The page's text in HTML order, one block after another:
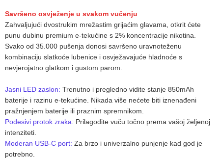
Savršeno osvježenje u svakom vučenju
Zahvaljujući dvostrukim mrežastim grijaćim glavama, otkrit ćete
punu dubinu premium e-tekućine s 2% koncentracije nikotina.
Svako od 35.000 pušenja donosi savršeno uravnoteženu
kombinaciju slatkoće lubenice i osvježavajuće hladnoće s
nevjerojatno glatkom i gustom parom.
Jasni LED zaslon: Trenutno i pregledno vidite stanje 850mAh
baterije i razinu e-tekućine. Nikada više nećete biti iznenađeni
pražnjenjem baterije ili praznim spremnikom.
Podesivi protok zraka: Prilagodite vuču točno prema vašoj željenoj
intenziteti.
Moderan USB-C port: Za brzo i univerzalno punjenje kad god je
potrebno.